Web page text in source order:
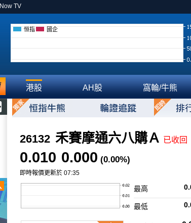
Now TV
恒指 國企
港股 AH股 窩輪/牛熊
26132 禾賽摩通六八購Ａ 已收回
0.010 0.000 (0.00%)
即時報價更新於 07:35
最高
最低